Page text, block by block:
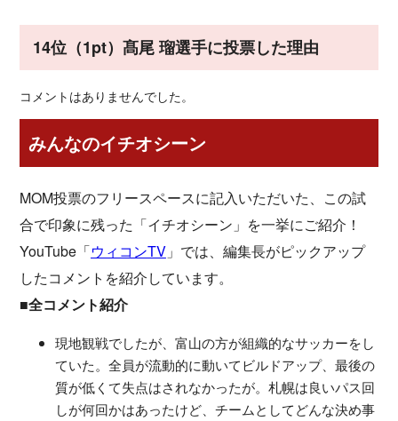
14位（1pt）髙尾 瑠選手に投票した理由
コメントはありませんでした。
みんなのイチオシーン
MOM投票のフリースペースに記入いただいた、この試
合で印象に残った「イチオシーン」を一挙にご紹介！
YouTube「ウィコンTV」では、編集長がピックアップ
したコメントを紹介しています。
■全コメント紹介
現地観戦でしたが、富山の方が組織的なサッカーをし
ていた。全員が流動的に動いてビルドアップ、最後の
質が低くて失点はされなかったが。札幌は良いパス回
しが何回かはあったけど、チームとしてどんな決め事